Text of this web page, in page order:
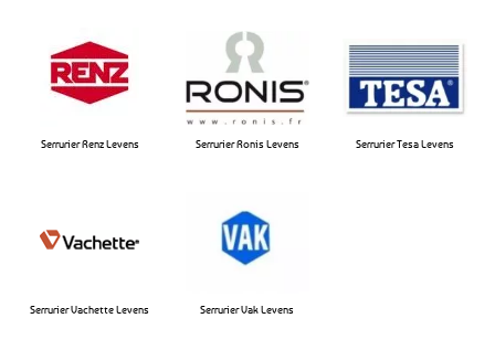
Serrurier Renz Levens Serrurier Ronis Levens Serrurier Tesa Levens
Serrurier Vachette Levens Serrurier Vak Levens